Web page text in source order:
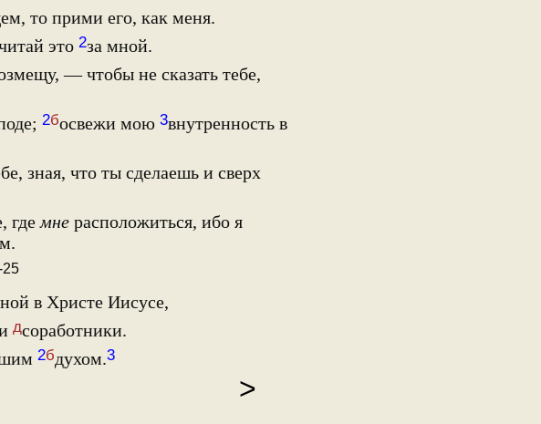
то прими его, как меня.
это 2за мной.
— чтобы не сказать тебе,
2босвежи мою 3внутренность в
зная, что ты сделаешь и сверх
гдемне расположиться, ибо я
25
в Христе Иисусе,
дсоработники.
2бдухом.3
>